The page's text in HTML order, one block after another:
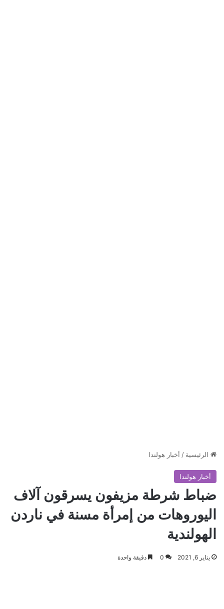
الرئيسية / أخبار هولندا
أخبار هولندا
ضباط شرطة مزيفون يسرقون آلاف
اليوروهات من إمرأة مسنة في ناردن
الهولندية
يناير 6, 2021 0 دقيقة واحدة